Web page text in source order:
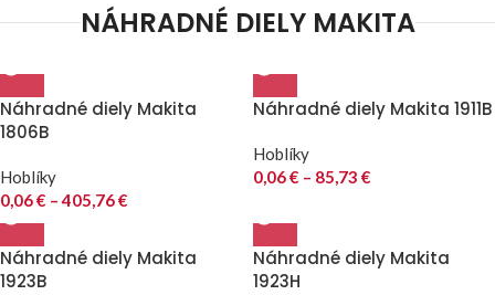
NÁHRADNÉ DIELY MAKITA
Náhradné diely Makita
1806B
Hoblíky
0,06€ – 405,76€
Náhradné diely Makita 1911B
Hoblíky
0,06€ – 85,73 €
Náhradné diely Makita
1923B
Náhradné diely Makita
1923H